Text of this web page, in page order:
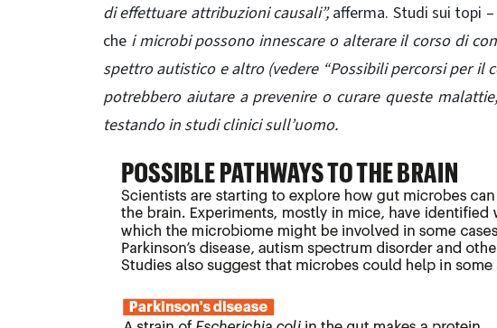
di effettuare attribuzioni causali”,afferma. Studi sui topi
che i microbi possono innescare o alterare il corso di
spettro autistico e altro (vedere “Possibili percorsi per il
potrebbero aiutare a prevenire o curare queste
testando in studi clinici sull’uomo.